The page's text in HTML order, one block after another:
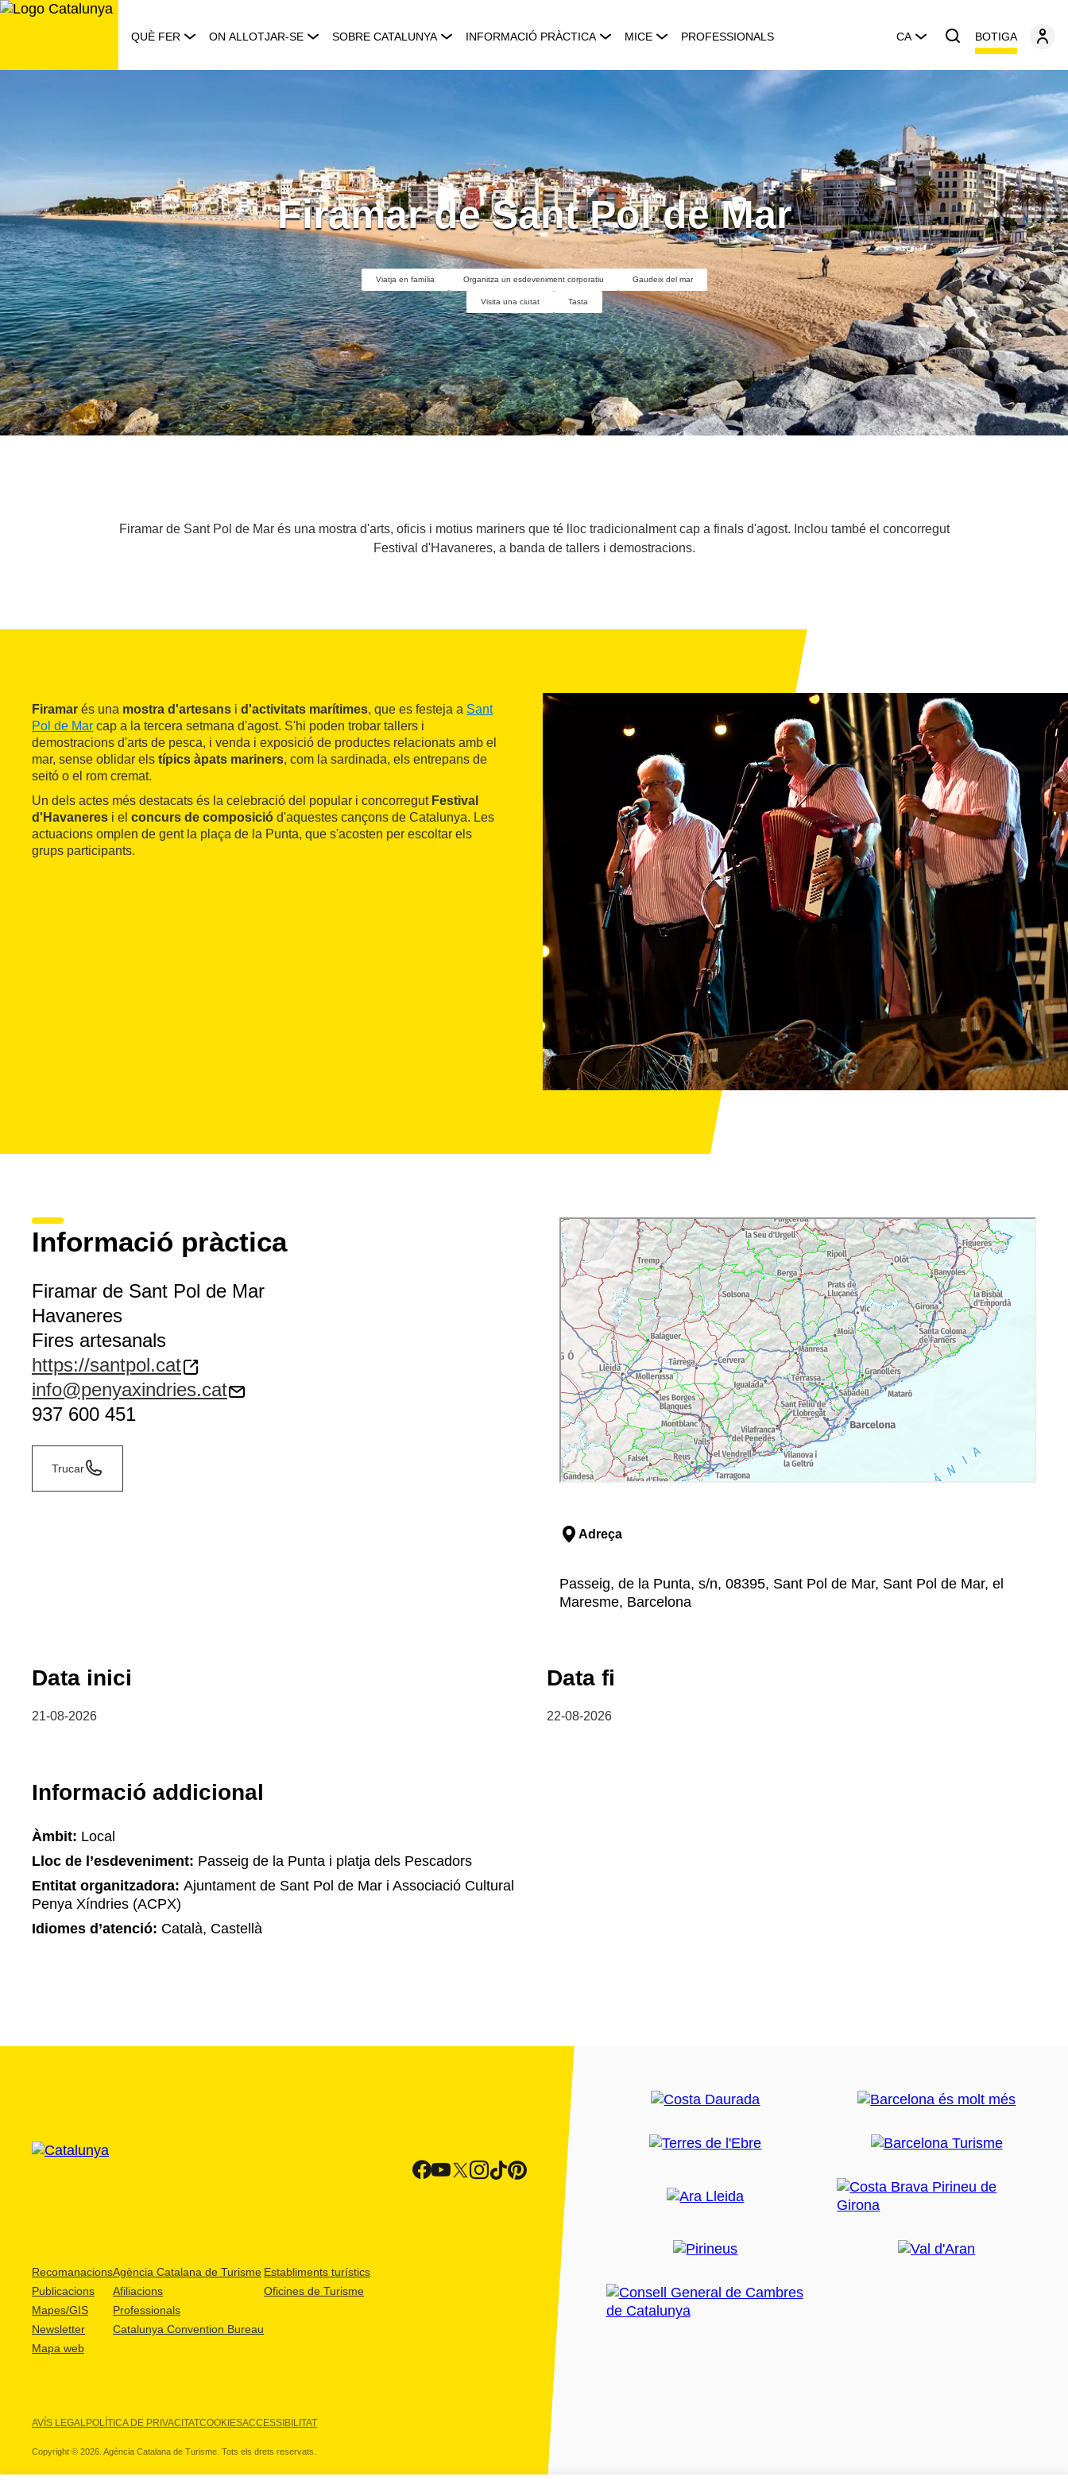
Saltar
QUÈ FER ON ALLOTJAR-SE SOBRE CATALUNYA INFORMACIÓ PRÀCTICA MICE PROFESSIONALS CA BOTIGA
Firamar de Sant Pol de Mar
Viatja en família Organitza un esdeveniment corporatiu Gaudeix del mar
Visita una ciutat Tasta
Firamar de Sant Pol de Mar és una mostra d'arts, oficis i motius mariners que té lloc tradicionalment cap a finals d'agost. Inclou també el concorregut
Festival d'Havaneres, a banda de tallers i demostracions.
Firamar és una mostra d'artesans i d'activitats marítimes, que es festeja a Sant
Pol de Mar cap a la tercera setmana d'agost. S'hi poden trobar tallers i
demostracions d'arts de pesca, i venda i exposició de productes relacionats amb el
mar, sense oblidar els típics àpats mariners, com la sardinada, els entrepans de
seitó o el rom cremat.
Un dels actes més destacats és la celebració del popular i concorregut Festival
d'Havaneres i el concurs de composició d'aquestes cançons de Catalunya. Les
actuacions omplen de gent la plaça de la Punta, que s'acosten per escoltar els
grups participants.
Informació pràctica
Firamar de Sant Pol de Mar
Havaneres
Fires artesanals
https://santpol.cat
info@penyaxindries.cat
937 600 451
Trucar
Adreça
Passeig, de la Punta, s/n, 08395, Sant Pol de Mar, Sant Pol de Mar, el
Maresme, Barcelona
Data inici
21-08-2026
Data fi
22-08-2026
Informació addicional
Àmbit: Local
Lloc de l’esdeveniment: Passeig de la Punta i platja dels Pescadors
Entitat organitzadora: Ajuntament de Sant Pol de Mar i Associació Cultural
Penya Xíndries (ACPX)
Idiomes d’atenció: Català, Castellà
Recomanacions
Publicacions
Mapes/GIS
Newsletter
Mapa web
Agència Catalana de Turisme
Afiliacions
Professionals
Catalunya Convention Bureau
Establiments turístics
Oficines de Turisme
AVÍS LEGALPOLÍTICA DE PRIVACITATCOOKIESACCESSIBILITAT
Copyright © 2026. Agència Catalana de Turisme. Tots els drets reservats.